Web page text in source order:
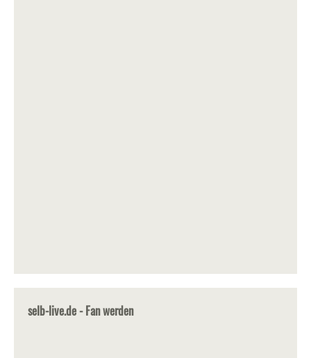
selb-live.de - Fan werden